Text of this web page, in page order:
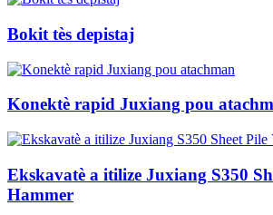
Bokit tès depistaj
Konektè rapid Juxiang pou
Ekskavatè a itilize Juxiang S350
Hammer